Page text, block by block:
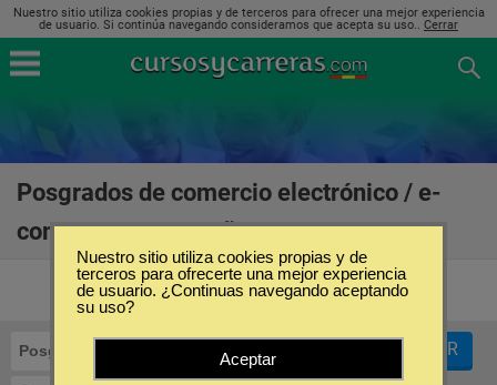
Nuestro sitio utiliza cookies propias y de terceros para ofrecer una mejor experiencia
de usuario. Si continúa navegando consideramos que acepta su uso.. Cerrar
Posgrados de comercio electrónico / e-
commerce en España
Posgrados FILTRAR
Nuestro sitio utiliza cookies propias y de
terceros para ofrecerte una mejor experiencia
de usuario. ¿Continuas navegando aceptando
su uso?
Aceptar